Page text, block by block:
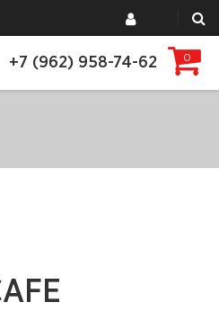
+7 (962) 958-74-62 0